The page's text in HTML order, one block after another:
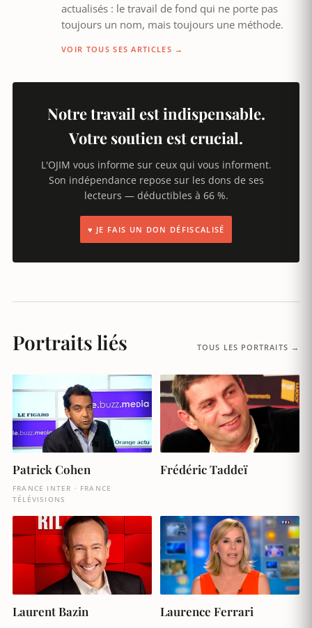
actualisés : le travail de fond qui ne porte pas
toujours un nom, mais toujours une méthode.
VOIR TOUS SES ARTICLES →
Notre travail est indispensable.
Votre soutien est crucial.
L'OJIM vous informe sur ceux qui vous informent.
Son indépendance repose sur les dons de ses
lecteurs — déductibles à 66 %.
♥ JE FAIS UN DON DÉFISCALISÉ
Portraits liés TOUS LES PORTRAITS →
Patrick Cohen
FRANCE INTER · FRANCE
TÉLÉVISIONS
Frédéric Taddeï
Laurent Bazin Laurence Ferrari